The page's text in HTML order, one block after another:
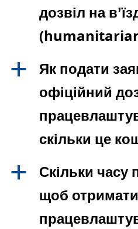
дозвіл на
a
Як подати
офіційний
скільки це
a
Скільки часу
щоб